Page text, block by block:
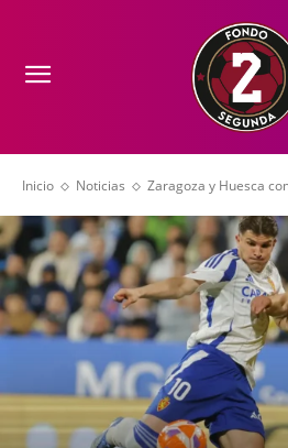
Inicio Noticias Zaragoza y Huesca